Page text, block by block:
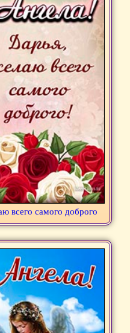
всего самого доброго